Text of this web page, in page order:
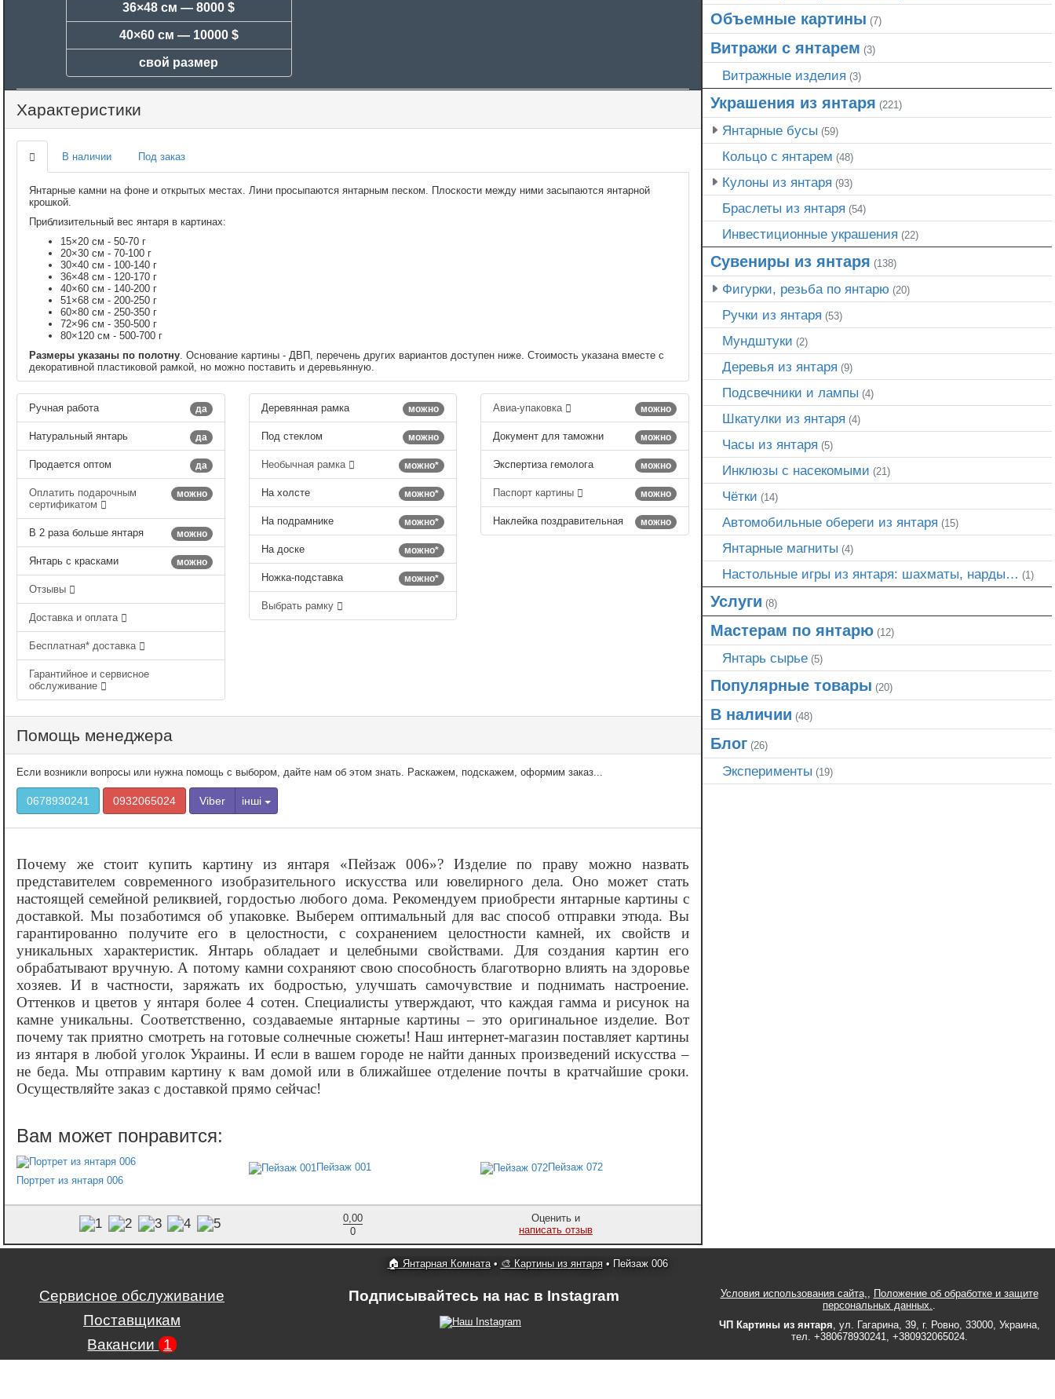
36×48 см —8000 $
40×60 см — 10000 $
свой размер
Характеристики
В наличии Под заказ
Янтарные камни на фоне и открытых местах. Лини просыпаются янтарным песком. Плоскости между ними засыпаются янтарной
крошкой.
Приблизительный вес янтаря в картинах:
15×20 см - 50-70 г
20×30 см - 70-100 г
30×40 см - 100-140 г
36×48 см - 120-170 г
40×60 см - 140-200 г
51×68 см - 200-250 г
60×80 см - 250-350 г
72×96 см - 350-500 г
80×120 см - 500-700 г
Размеры указаны по полотну. Основание картины - ДВП, перечень других вариантов доступен ниже. Стоимость указана вместе с
декоративной пластиковой рамкой, но можно поставить и деревьянную.
да
Ручная работа
да
Натуральный янтарь
да
Продается оптом
можно
Оплатить подарочным
сертификатом
можно
В 2 раза больше янтаря
можно
Янтарь с красками
Отзывы
Доставка и оплата
Бесплатная* доставка
Гарантийное и сервисное
обслуживание
можно
Деревянная рамка
можно
Под стеклом
можно*
Необычная рамка
можно*
На холсте
можно*
На подрамнике
можно*
На доске
можно*
Ножка-подставка
Выбрать рамку
можно
Авиа-упаковка
можно
Документ для таможни
можно
Экспертиза гемолога
можно
Паспорт картины
можно
Наклейка поздравительная
Помощь менеджера
Если возникли вопросы или нужна помощь с выбором, дайте нам об этом знать. Раскажем, подскажем, оформим заказ...
0678930241 0932065024 Viber інші
Почему же стоит купить картину из янтаря «‎Пейзаж 006»? Изделие по праву можно назвать
представителем современного изобразительного искусства или ювелирного дела. Оно может стать
настоящей семейной реликвией, гордостью любого дома. Рекомендуем приобрести янтарные картины с
доставкой. Мы позаботимся об упаковке. Выберем оптимальный для вас способ отправки этюда. Вы
гарантированно получите его в целостности, с сохранением целостности камней, их свойств и
уникальных характеристик. Янтарь обладает и целебными свойствами. Для создания картин его
обрабатывают вручную. А потому камни сохраняют свою способность благотворно влиять на здоровье
хозяев. И в частности, заряжать их бодростью, улучшать самочувствие и поднимать настроение.
Оттенков и цветов у янтаря более 4 сотен. Специалисты утверждают, что каждая гамма и рисунок на
камне уникальны. Соответственно, создаваемые янтарные картины – это оригинальное изделие. Вот
почему так приятно смотреть на готовые солнечные сюжеты! Наш интернет-магазин поставляет картины
из янтаря в любой уголок Украины. И если в вашем городе не найти данных произведений искусства –
не беда. Мы отправим картину к вам домой или в ближайшее отделение почты в кратчайшие сроки.
Осуществляйте заказ с доставкой прямо сейчас!
Портрет из янтаря 006
Пейзаж 001 Пейзаж 072
0,00
0
Оценить и
написать отзыв
Объемные картины (7)
Витражи с янтарем (3)
Витражные изделия (3)
Украшения из янтаря (221)
Янтарные бусы (59)
Кольцо с янтарем (48)
Кулоны из янтаря (93)
Браслеты из янтаря (54)
Инвестиционные украшения (22)
Сувениры из янтаря (138)
Фигурки, резьба по янтарю (20)
Ручки из янтаря (53)
Мундштуки (2)
Деревья из янтаря (9)
Подсвечники и лампы (4)
Шкатулки из янтаря (4)
Часы из янтаря (5)
Инклюзы с насекомыми (21)
Чётки (14)
Автомобильные обереги из янтаря (15)
Янтарные магниты (4)
Настольные игры из янтаря: шахматы, нарды… (1)
Услуги (8)
Мастерам по янтарю(12)
Янтарь сырье(5)
Популярные товары (20)
В наличии (48)
Блог(26)
Эксперименты (19)
🏠 Янтарная Комната• 🎨 Картины из янтаря • Пейзаж 006
Сервисное обслуживание
Поставщикам
Вакансии 1
Подписывайтесь на нас в Instagram Условия использования сайта,
Положение об обработке и защите
персональных данных.
ЧП Картины из янтаря ул. Гагарина, 39, г. Ровно, 33000, Украина,
тел. +380678930241 +380932065024.